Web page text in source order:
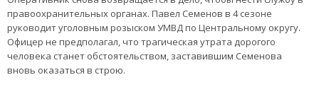
правоохранительных органах. Павел Семенов в 4 сезоне
руководит уголовным розыском УМВД по Центральному округу.
Офицер не предполагал, что трагическая утрата дорогого
человека станет обстоятельством, заставившим Семенова
вновь оказаться в строю.